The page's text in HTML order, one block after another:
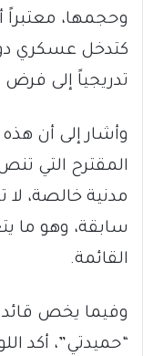
وحجمها،
كتدخل عسكري
تدريجياً إلى فرض
وأشار إلى أن
المقترح التي
مدنية خالصة،
سابقة، وهو ما
القائمة.
وفيما يخص
“حميدتي”، أكد